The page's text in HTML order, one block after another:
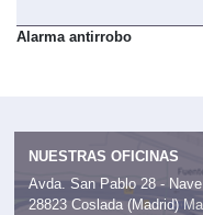
Alarma antirrobo
NUESTRAS OFICINAS
Avda. San Pablo 28 -
28823 Coslada (Madrid)